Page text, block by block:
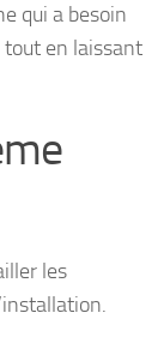
qui a besoin
tout en laissant
les